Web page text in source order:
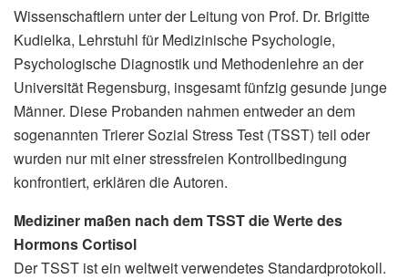
Wissenschaftlern unter der Leitung von Prof. Dr. Brigitte
Kudielka, Lehrstuhl für Medizinische Psychologie,
Psychologische Diagnostik und Methodenlehre an der
Universität Regensburg, insgesamt fünfzig gesunde junge
Männer. Diese Probanden nahmen entweder an dem
sogenannten Trierer Sozial Stress Test (TSST) teil oder
wurden nur mit einer stressfreien Kontrollbedingung
konfrontiert, erklären die Autoren.
Mediziner maßen nach dem TSST die Werte des
Hormons Cortisol
Der TSST ist ein weltweit verwendetes Standardprotokoll.